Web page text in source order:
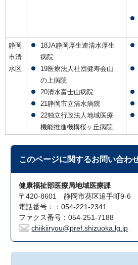
静岡
市清
水区
18JA静岡厚生連清水厚生
病院
19医療法人社団健寿会山
の上病院
20清水富士山病院
21静岡市立清水病院
22独立行政法人地域医療
機能推進機構桜ヶ丘病院
このページに関するお問い合わ
健康福祉部医療局地域医療課
〒420-8601 静岡市葵区追手町9-6
電話番号：：054-221-2341
ファクス番号：054-251-7188
chiikiiryou@pref.shizuoka.lg.jp